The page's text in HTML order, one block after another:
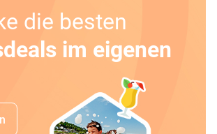
die besten
im eigenen